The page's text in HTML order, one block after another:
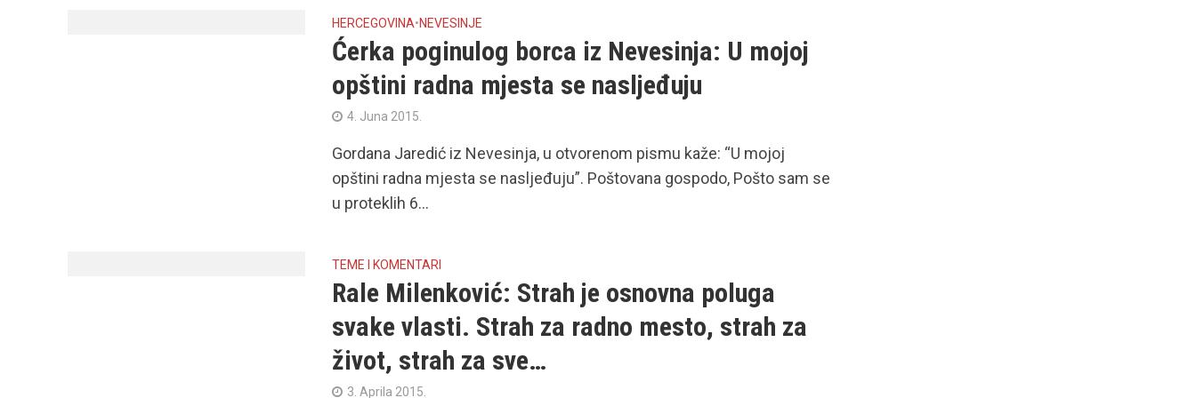
HERCEGOVINA• NEVESINJE
Ćerka poginulog borca iz Nevesinja: U mojoj
opštini radna mjesta se nasljeđuju
4. Juna 2015.
Gordana Jaredić iz Nevesinja, u otvorenom pismu kaže: “U mojoj
opštini radna mjesta se nasljeđuju”. Poštovana gospodo, Pošto sam se
u proteklih 6...
TEME I KOMENTARI
Rale Milenković: Strah je osnovna poluga
svake vlasti. Strah za radno mesto, strah za
život, strah za sve…
3. Aprila 2015.